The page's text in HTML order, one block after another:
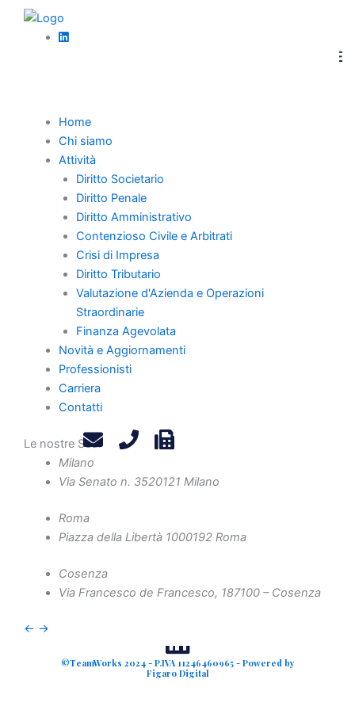
Home
Chi siamo
Attività
Diritto Societario
Diritto Penale
Diritto Amministrativo
Contenzioso Civile e Arbitrati
Crisi di Impresa
Diritto Tributario
Valutazione d'Azienda e Operazioni
Straordinarie
Finanza Agevolata
Novità e Aggiornamenti
Professionisti
Carriera
Contatti
Le nostre Sedi
Milano
Via Senato n. 3520121 Milano
Roma
Piazza della Libertà 1000192 Roma
Cosenza
Via Francesco de Francesco, 187100 – Cosenza
← →
News
SANZIONI AMMINISTRATIVE: DIFETTO DI
LEGITTIMAZIONE PASSIVA PERSONA FISICA E
Home
Chi Siamo
Professionisti
Novità e Aggiornamenti
Carriera
Contatti
Privacy Policy
Legals
Attività
Diritto Tributario
Crisi d'Impresa
Contenzioso Civile e Arbitrati
Valutazione d'Azienda e Operazioni Straordinarie
Finanza Agevolata
©TeamWorks 2024 - P.IVA 11246460965 - Powered by
Figaro Digital